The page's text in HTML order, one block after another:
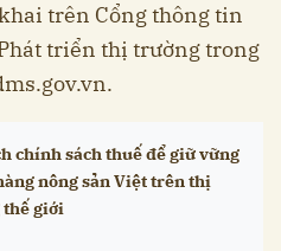
trên Cổng thông tin
triển thị trường trong
chính sách thuế để giữ vững
nông sản Việt trên thị
giới